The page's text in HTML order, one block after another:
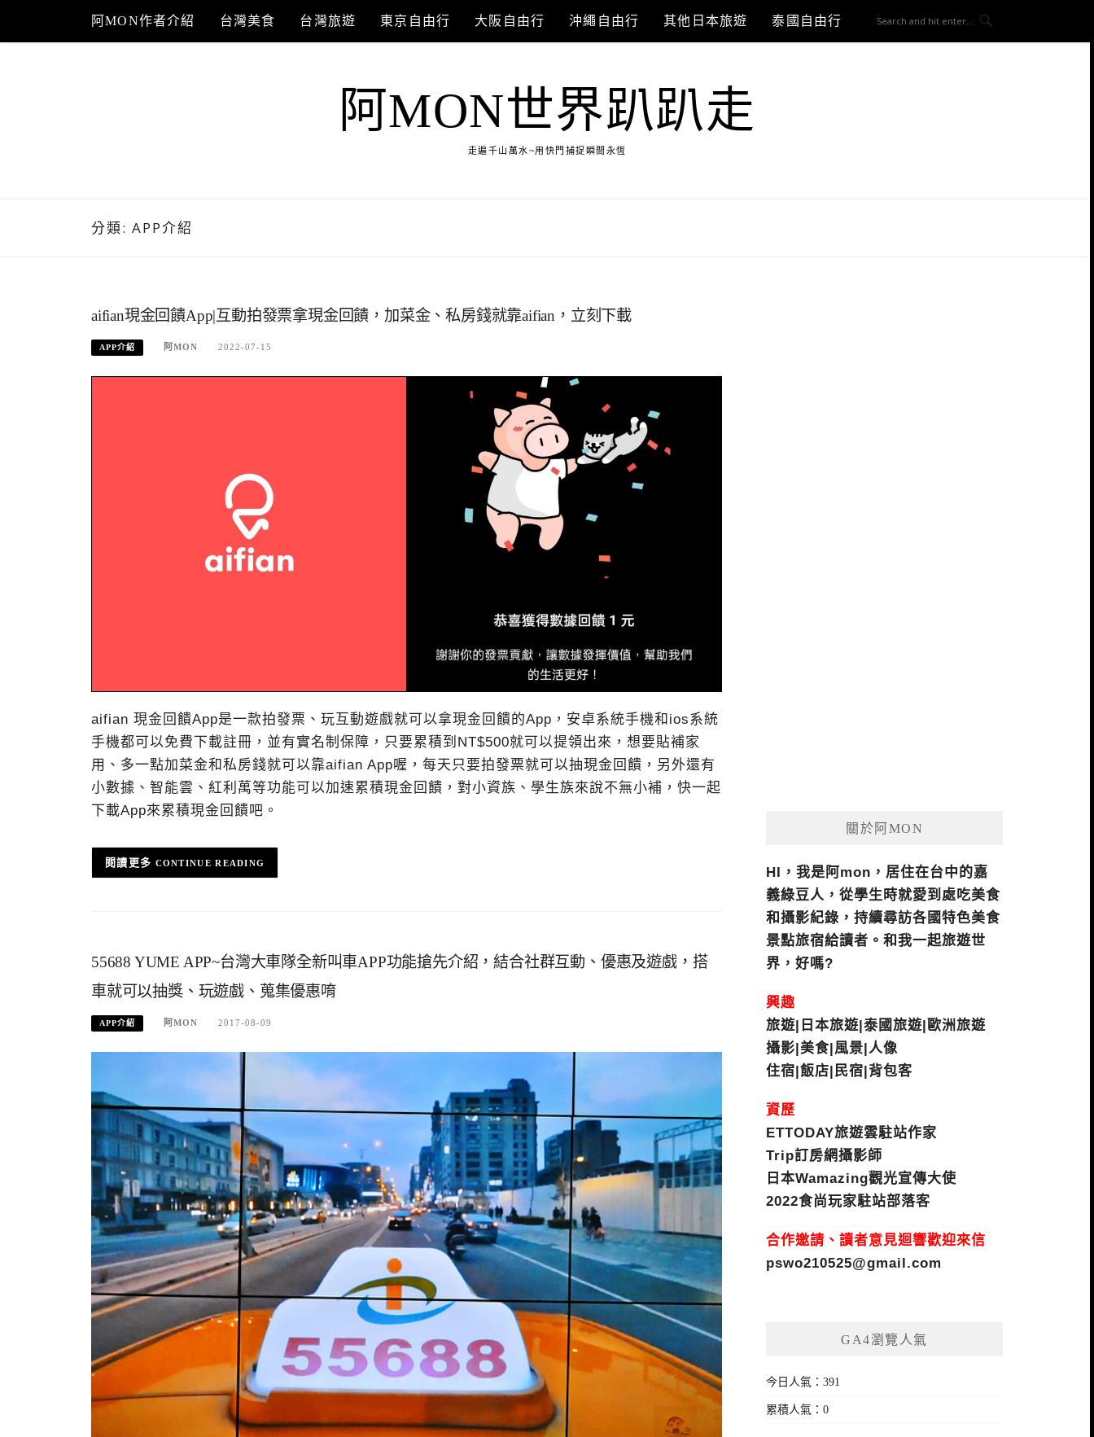
content
阿MON作者介紹 台灣美食 台灣旅遊 東京自由行 大阪自由行 沖繩自由行 其他日本旅遊 泰國自由行
阿MON世界趴趴走
走遍千山萬水~用快門捕捉瞬間永恆
分類: APP介紹
aifian現金回饋App|互動拍發票拿現金回饋，加菜金、私房錢就靠aifian，立刻下載
APP介紹 阿MON 2022-07-15
aifian 現金回饋App是一款拍發票、玩互動遊戲就可以拿現金回饋的App，安卓系統手機和ios系統
手機都可以免費下載註冊，並有實名制保障，只要累積到NT$500就可以提領出來，想要貼補家
用、多一點加菜金和私房錢就可以靠aifian App喔，每天只要拍發票就可以抽現金回饋，另外還有
小數據、智能雲、紅利萬等功能可以加速累積現金回饋，對小資族、學生族來說不無小補，快一起
下載App來累積現金回饋吧。
CONTINUE READING
55688 YUME APP~台灣大車隊全新叫車APP功能搶先介紹，結合社群互動、優惠及遊戲，搭
車就可以抽獎、玩遊戲、蒐集優惠唷
APP介紹 阿MON 2017-08-09
關於阿MON
HI，我是阿mon，居住在台中的嘉
義綠豆人，從學生時就愛到處吃美食
和攝影紀錄，持續尋訪各國特色美食
景點旅宿給讀者。和我一起旅遊世
界，好嗎?
興趣
旅遊|日本旅遊|泰國旅遊|歐洲旅遊
攝影|美食|風景|人像
住宿|飯店|民宿|背包客
資歷
ETTODAY旅遊雲駐站作家
Trip訂房網攝影師
日本Wamazing觀光宣傳大使
2022食尚玩家駐站部落客
合作邀請、讀者意見迴響歡迎來信
pswo210525@gmail.com
GA4瀏覽人氣
今日人氣：391
累積人氣：0